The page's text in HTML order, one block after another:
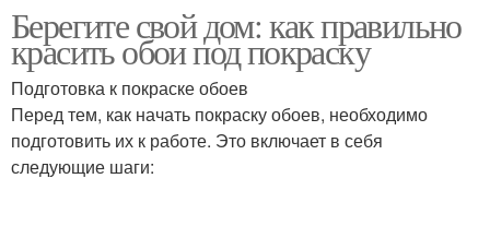
Старая краска Краски при нанесении
Водоэмульсионная
краска
Краска между слоями
Берегите свой дом: как правильно
красить обои под покраску
Подготовка к покраске обоев
Перед тем, как начать покраску обоев, необходимо
подготовить их к работе. Это включает в себя
следующие шаги: